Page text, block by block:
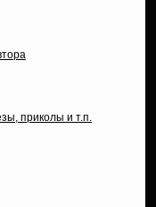
приколы и т.п.